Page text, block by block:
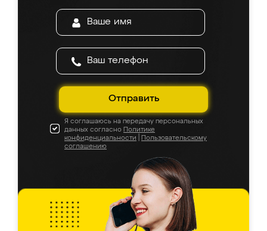
Отправить
Я соглашаюсь на передачу персональных
данных согласно Политике
конфиденциальности
Пользовательскому
соглашению